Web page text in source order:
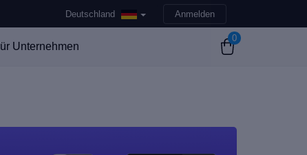
Deutschland Anmelden
Unternehmen
0